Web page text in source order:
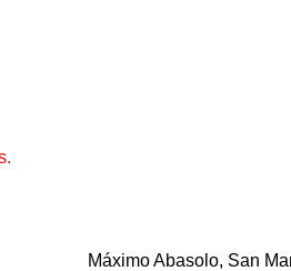
Máximo Abasolo, San